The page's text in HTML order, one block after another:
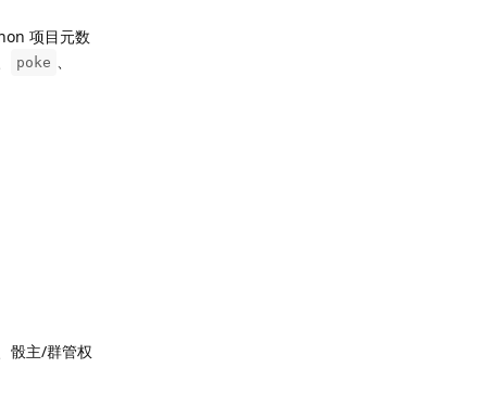
项目元数
poke 、
骰主/群管权